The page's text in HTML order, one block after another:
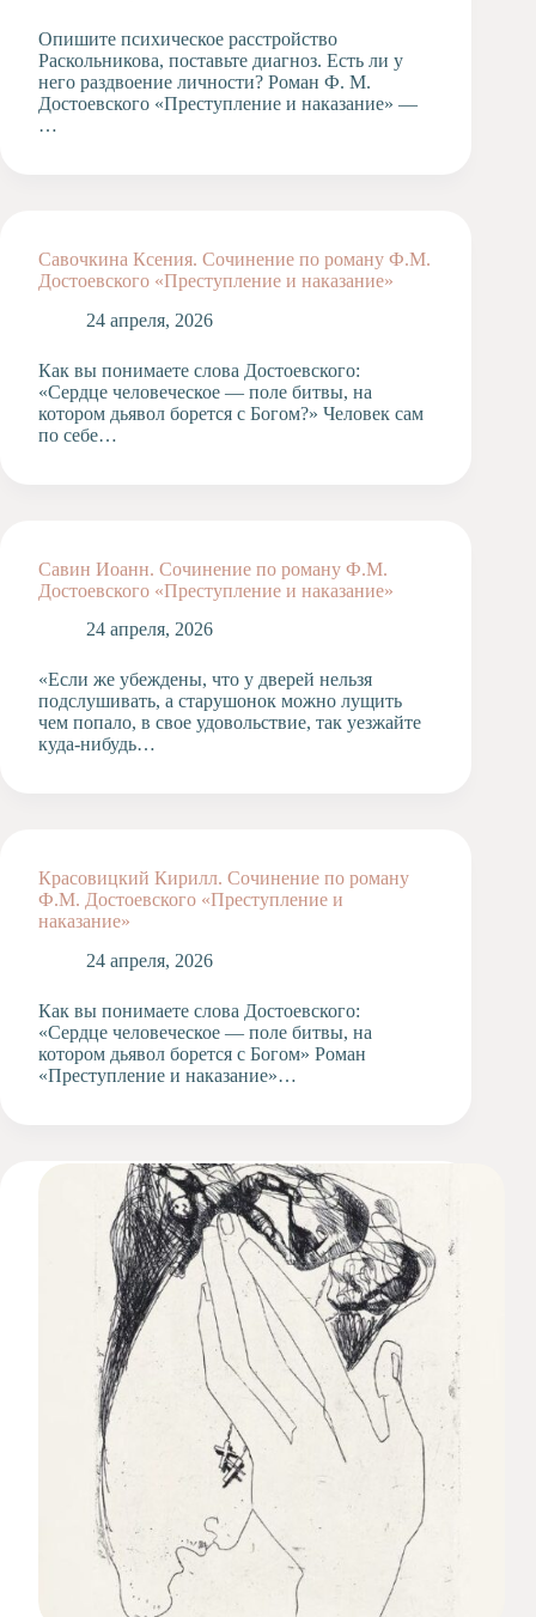
Опишите психическое расстройство
Раскольникова, поставьте диагноз. Есть ли у
него раздвоение личности? Роман Ф. М.
Достоевского «Преступление и наказание» —
…
Савочкина Ксения. Сочинение по роману Ф.М.
Достоевского «Преступление и наказание»
24 апреля, 2026
Как вы понимаете слова Достоевского:
«Сердце человеческое — поле битвы, на
котором дьявол борется с Богом?» Человек сам
по себе…
Савин Иоанн. Сочинение по роману Ф.М.
Достоевского «Преступление и наказание»
24 апреля, 2026
«Если же убеждены, что у дверей нельзя
подслушивать, а старушонок можно лущить
чем попало, в свое удовольствие, так уезжайте
куда-нибудь…
Красовицкий Кирилл. Сочинение по роману
Ф.М. Достоевского «Преступление и
наказание»
24 апреля, 2026
Как вы понимаете слова Достоевского:
«Сердце человеческое — поле битвы, на
котором дьявол борется с Богом» Роман
«Преступление и наказание»…